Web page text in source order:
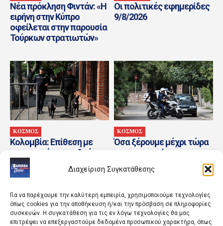
Διαχείριση Συγκατάθεσης
Για να παρέχουμε την καλύτερη εμπειρία, χρησιμοποιούμε τεχνολογίες
όπως cookies για την αποθήκευση ή/και την πρόσβαση σε πληροφορίες
συσκευών. Η συγκατάθεση για τις εν λόγω τεχνολογίες θα μας
επιτρέψει να επεξεργαστούμε δεδομένα προσωπικού χαρακτήρα, όπως
Νέα πρόκληση Φιντάν: «Η
ειρήνη στην Κύπρο
οφείλεται στην παρουσία
Τούρκων στρατιωτών»
Οι πολιτικές εφημερίδες
9/8/2026
ΚΟΣΜΟΣ
Κολομβία: Επίθεση με
εκρηκτικά σε σταθμό
διοδίων – Αποδίδεται σε
διαφωνούντες αντάρτες
ΚΟΣΜΟΣ
Όσα ξέρουμε μέχρι τώρα
για το τροχαίο στην
Γερμανοί τουρίστες και...